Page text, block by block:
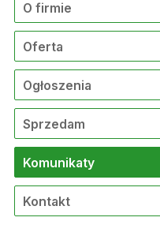
O firmie
Oferta
Ogłoszenia
Sprzedam
Komunikaty
Kontakt